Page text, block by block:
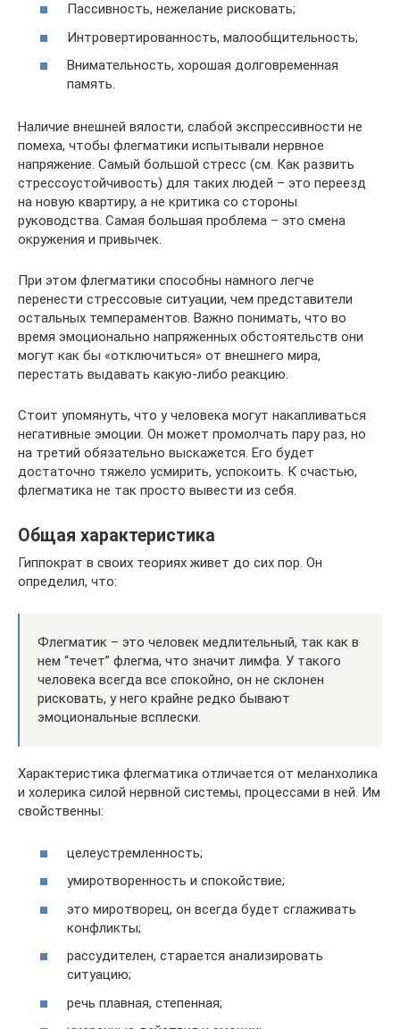
Пассивность, нежелание рисковать;
Интровертированность, малообщительность;
Внимательность, хорошая долговременная
память.
Наличие внешней вялости, слабой экспрессивности не
помеха, чтобы флегматики испытывали нервное
напряжение. Самый большой стресс (см. Как развить
стрессоустойчивость) для таких людей – это переезд
на новую квартиру, а не критика со стороны
руководства. Самая большая проблема – это смена
окружения и привычек.
При этом флегматики способны намного легче
перенести стрессовые ситуации, чем представители
остальных темпераментов. Важно понимать, что во
время эмоционально напряженных обстоятельств они
могут как бы «отключиться» от внешнего мира,
перестать выдавать какую-либо реакцию.
Стоит упомянуть, что у человека могут накапливаться
негативные эмоции. Он может промолчать пару раз, но
на третий обязательно выскажется. Его будет
достаточно тяжело усмирить, успокоить. К счастью,
флегматика не так просто вывести из себя.
Общая характеристика
Гиппократ в своих теориях живет до сих пор. Он
определил, что:
Флегматик – это человек медлительный, так как в
нем “течет” флегма, что значит лимфа. У такого
человека всегда все спокойно, он не склонен
рисковать, у него крайне редко бывают
эмоциональные всплески.
Характеристика флегматика отличается от меланхолика
и холерика силой нервной системы, процессами в ней. Им
свойственны:
целеустремленность;
умиротворенность и спокойствие;
это миротворец, он всегда будет сглаживать
конфликты;
рассудителен, старается анализировать
ситуацию;
речь плавная, степенная;